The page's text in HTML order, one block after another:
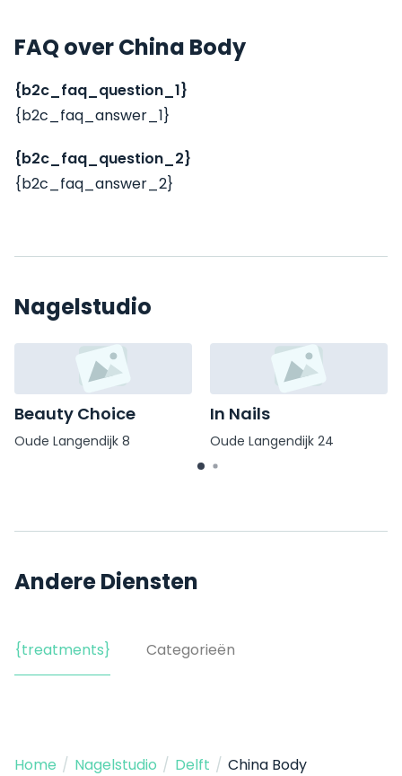
FAQ over China Body
{b2c_faq_question_1}
{b2c_faq_answer_1}
{b2c_faq_question_2}
{b2c_faq_answer_2}
Nagelstudio
Beauty Choice
Oude Langendijk 8
In Nails
Oude Langendijk 24
Andere Diensten
{treatments} Categorieën
Home / Nagelstudio / Delft / China Body